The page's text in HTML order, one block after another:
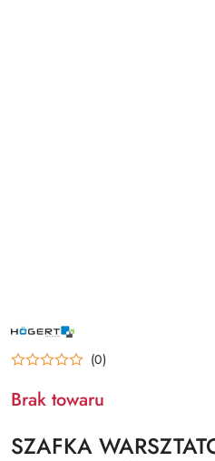
NAZWA
PRODUCENTA:
HOGERT (0)
Brak towaru
SZAFKA